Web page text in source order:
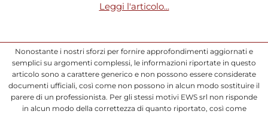
Leggi l'articolo...
Nonostante i nostri sforzi per fornire approfondimenti aggiornati e
semplici su argomenti complessi, le informazioni riportate in questo
articolo sono a carattere generico e non possono essere considerate
documenti ufficiali, così come non possono in alcun modo sostituire il
parere di un professionista. Per gli stessi motivi EWS srl non risponde
in alcun modo della correttezza di quanto riportato, così come